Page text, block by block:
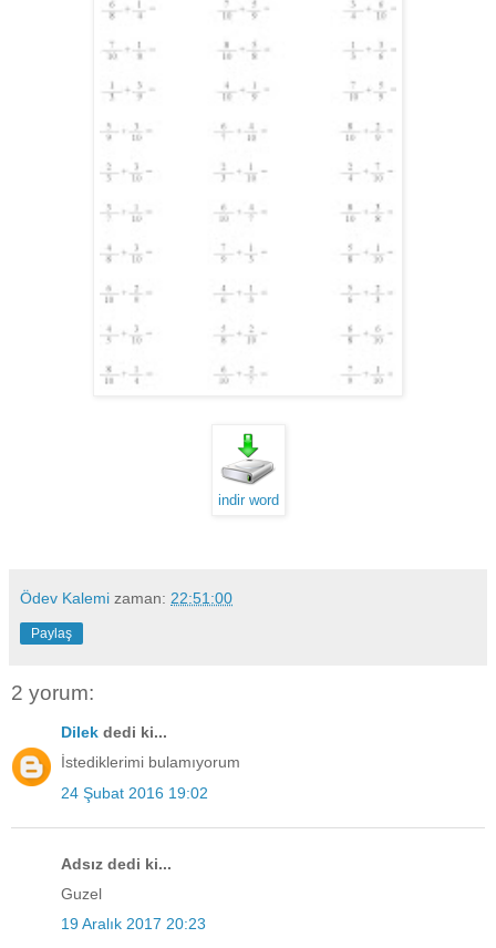
indir word
Ödev Kalemi zaman: 22:51:00
Paylaş
2 yorum:
Dilek dedi ki...
İstediklerimi bulamıyorum
24 Şubat 2016 19:02
Adsız dedi ki...
Guzel
19 Aralık 2017 20:23